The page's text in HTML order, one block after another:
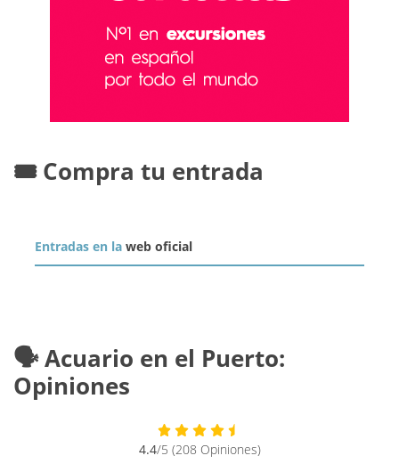
🎟️ Compra tu entrada
Entradas en la web oficial
🗣️ Acuario en el Puerto:
Opiniones
4.4/5 (208 Opiniones)